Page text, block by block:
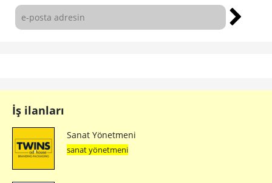
İş ilanları
Sanat Yönetmeni
sanat yönetmeni